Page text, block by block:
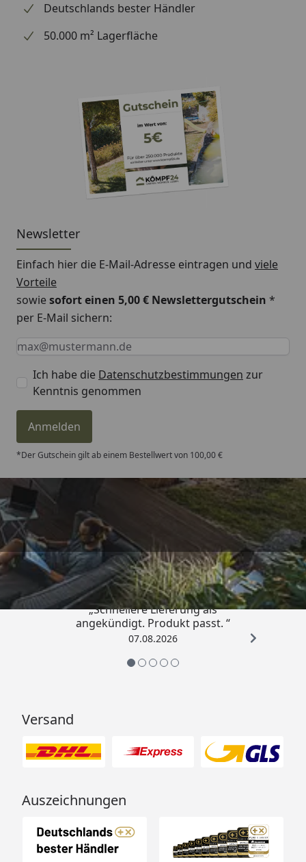
Deutschlands bester Händler
50.000 m² Lagerfläche
Newsletter
Einfach hier die E-Mail-Adresse eintragen und viele
Vorteile
sowiesofort einen 5,00 € Newslettergutschein *
per E-Mail sichern:
Keine Eingabe erforderlich
Eingabe erforderlich
E-Mail *
Ich habe die Datenschutzbestimmungen zur
Kenntnis genommen
Anmelden
*Der Gutschein gilt ab einem Bestellwert von 100,00 €
Trusted Shops
4,81/ 5
„Schnellere Lieferung als
angekündigt. Produkt passt. “
07.08.2026
Versand
Auszeichnungen